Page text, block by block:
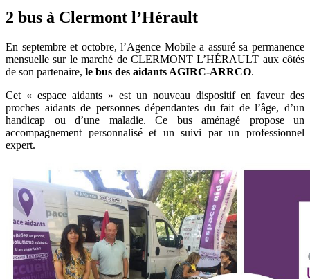
2 bus à Clermont l’Hérault
En septembre et octobre, l’Agence Mobile a assuré sa permanence
mensuelle sur le marché de CLERMONT L’HÉRAULT aux côtés
de son partenaire, le bus des aidants AGIRC-ARRCO.
Cet « espace aidants » est un nouveau dispositif en faveur des
proches aidants de personnes dépendantes du fait de l’âge, d’un
handicap ou d’une maladie. Ce bus aménagé propose un
accompagnement personnalisé et un suivi par un professionnel
expert.